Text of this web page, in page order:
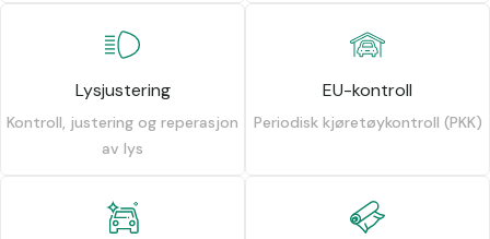
Lysjustering
Kontroll, justering og reperasjon
av lys
EU-kontroll
Periodisk kjøretøykontroll (PKK)